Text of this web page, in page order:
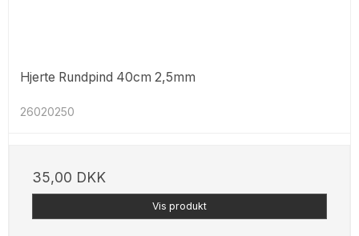
Hjerte Rundpind 40cm 2,5mm
26020250
35,00 DKK
Vis produkt